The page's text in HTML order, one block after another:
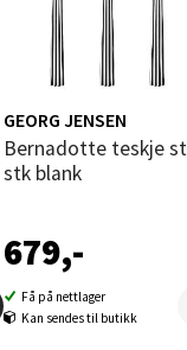
GEORG JENSEN
Bernadotte teskje store 4
stk blank
679,-
Få på nettlager
Kan sendes til butikk
Orkanger